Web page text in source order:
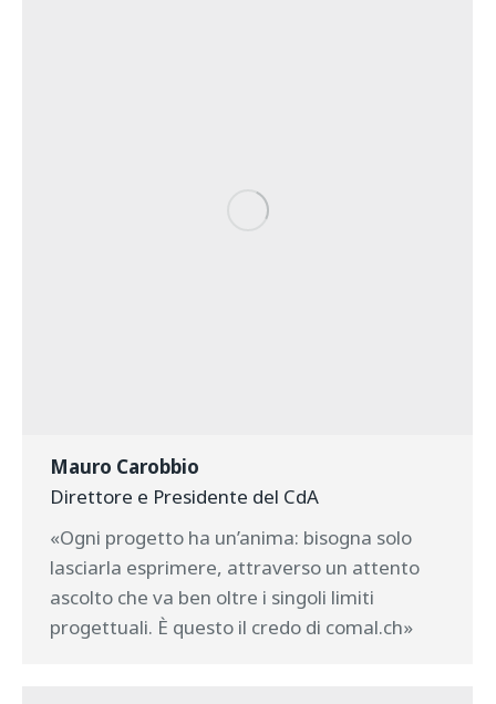
Mauro Carobbio
Direttore e Presidente del CdA
«Ogni progetto ha un’anima: bisogna solo
lasciarla esprimere, attraverso un attento
ascolto che va ben oltre i singoli limiti
progettuali. È questo il credo di comal.ch»